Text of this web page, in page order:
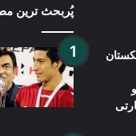
پُربحث ترین